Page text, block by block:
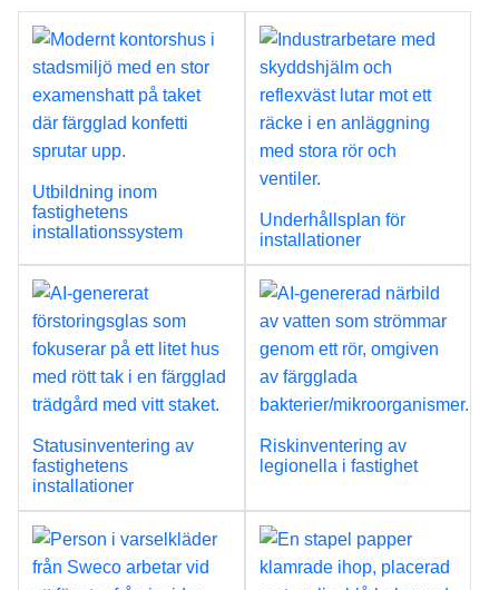
Utbildning inom
fastighetens
installationssystem
Underhållsplan för
installationer
Statusinventering av
fastighetens
installationer
Riskinventering av
legionella i fastighet